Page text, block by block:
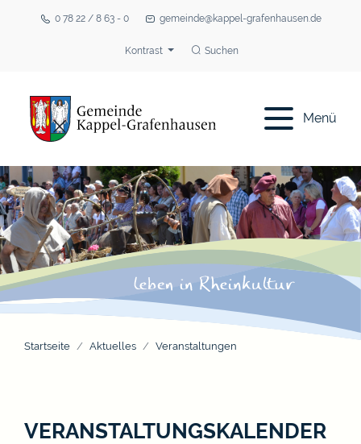
0 78 22 / 8 63 - 0 gemeinde@kappel-grafenhausen.de
Kontrast Suchen
Menü
Startseite Aktuelles Veranstaltungen
VERANSTALTUNGSKALENDER